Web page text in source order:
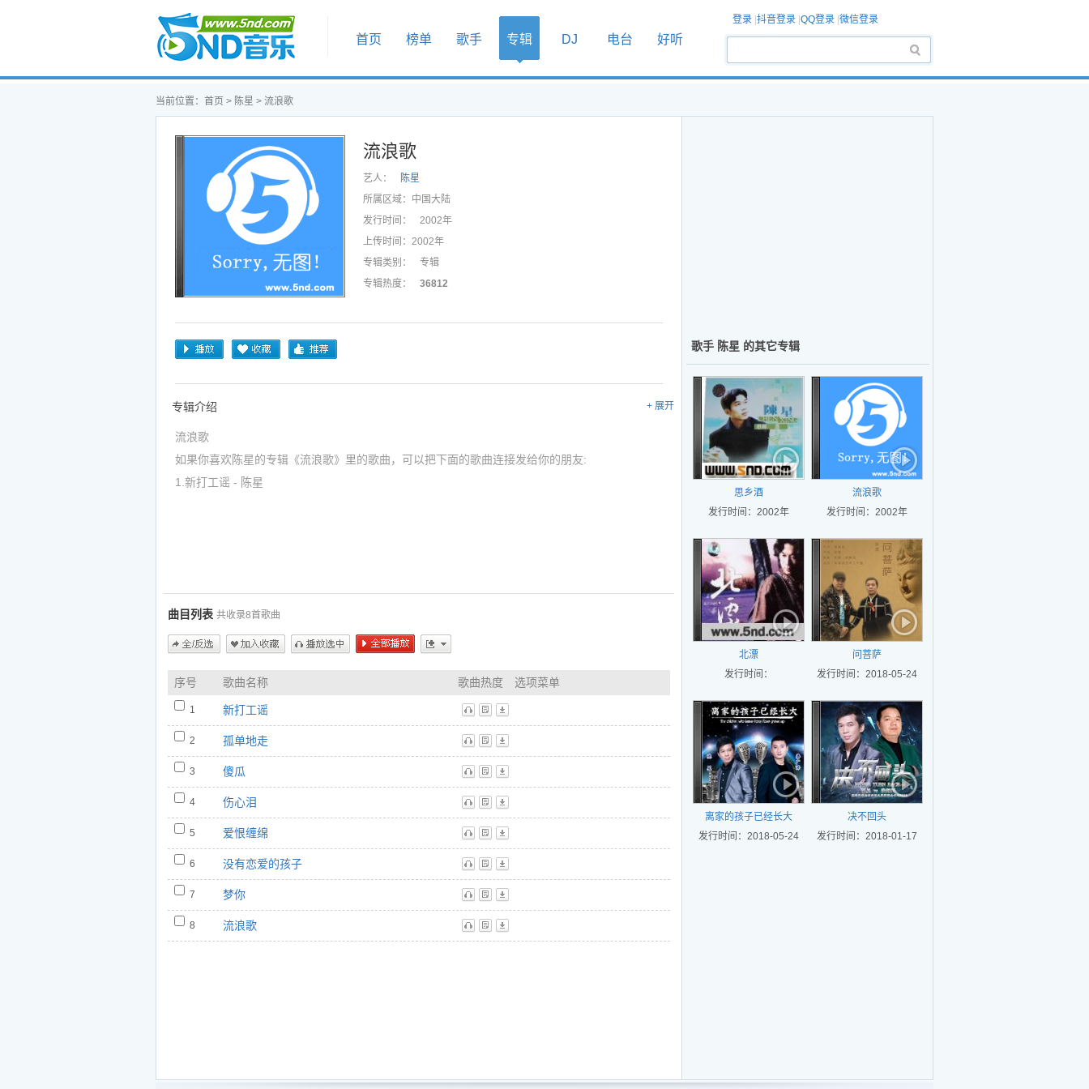
首页
首页 榜单 歌手 专辑 DJ 电台 好听
登录 抖音登录 QQ登录 微信登录
当前位置： 首页 > 陈星 > 流浪歌
流浪歌
艺人：
陈星
所属区域： 中国大陆
发行时间：
2002年
上传时间： 2002年
专辑类别：
专辑
专辑热度：
36812
专辑介绍 + 展开
流浪歌
如果你喜欢陈星的专辑《流浪歌》里的歌曲，可以把下面的歌曲连接发给你的朋友:
1.新打工谣 - 陈星
https://www.5nd.com/ting/10513.html
4.伤心泪 - 陈星
https://www.5nd.com/ting/10514.html
https://www.5nd.com/ting/10515.html
6.没有恋爱的孩子 - 陈星
https://www.5nd.com/ting/10516.html
7.梦你 - 陈星
https://www.5nd.com/ting/10517.html
8.流浪歌 - 陈星
https://www.5nd.com/ting/10518.html
曲目列表 共收录8首歌曲
序号 歌曲名称 歌曲热度 选项菜单
1 新打工谣
听 歌
下
2
孤单地走
听 歌
下
3
傻瓜
听 歌
下
4
伤心泪
听 歌
下
5
爱恨缠绵
听 歌
下
6
没有恋爱的孩子
听 歌
下
7
梦你
听 歌
下
8
流浪歌
听 歌 下
歌手 陈星 的其它专辑
思乡酒
发行时间：2002年
流浪歌
发行时间：2002年
北漂
发行时间：
问菩萨
发行时间：2018-05-24
离家的孩子已经长大
发行时间：2018-05-24
决不回头
发行时间：2018-01-17